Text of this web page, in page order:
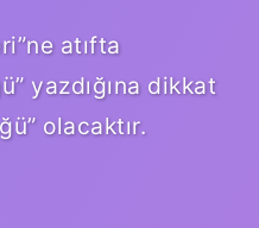
atıfta
yazdığına dikkat
olacaktır.